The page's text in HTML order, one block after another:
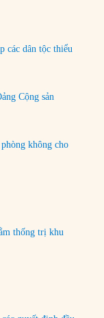
các dân tộc thiểu
Cộng sản
không cho
thống trị khu